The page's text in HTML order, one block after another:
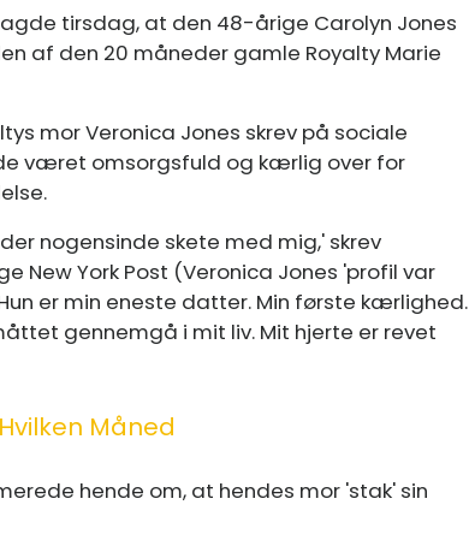
tirsdag, at den 48-årige Carolyn Jones
af ​​den 20 måneder gamle Royalty Marie
mor Veronica Jones skrev på sociale
været omsorgsfuld og kærlig over for
nogensinde skete med mig,' skrev
New York Post (Veronica Jones 'profil var
er min eneste datter. Min første kærlighed.
gennemgå i mit liv. Mit hjerte er revet
Måned
hende om, at hendes mor 'stak' sin